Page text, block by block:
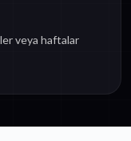
veya haftalar